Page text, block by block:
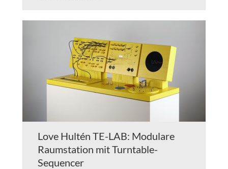
Love Hultén TE-LAB: Modulare
Raumstation mit Turntable-
Sequencer